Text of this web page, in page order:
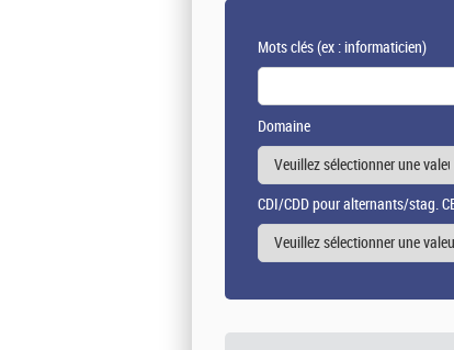
Mots clés(ex : informaticien)
Domaine
CDI/CDD pour alternants/stag.